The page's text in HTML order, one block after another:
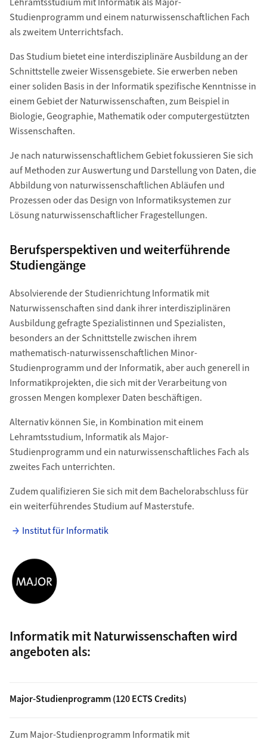
Studienprogramm und einem naturwissenschaftlichen Fach
als zweitem Unterrichtsfach.
Das Studium bietet eine interdisziplinäre Ausbildung an der
Schnittstelle zweier Wissensgebiete. Sie erwerben neben
einer soliden Basis in der Informatik spezifische Kenntnisse in
einem Gebiet der Naturwissenschaften, zum Beispiel in
Biologie, Geographie, Mathematik oder computergestützten
Wissenschaften.
Je nach naturwissenschaftlichem Gebiet fokussieren Sie sich
auf Methoden zur Auswertung und Darstellung von Daten, die
Abbildung von naturwissenschaftlichen Abläufen und
Prozessen oder das Design von Informatiksystemen zur
Lösung naturwissenschaftlicher Fragestellungen.
Berufsperspektiven und weiterführende
Studiengänge
Absolvierende der Studienrichtung Informatik mit
Naturwissenschaften sind dank ihrer interdisziplinären
Ausbildung gefragte Spezialistinnen und Spezialisten,
besonders an der Schnittstelle zwischen ihrem
mathematisch-naturwissenschaftlichen Minor-
Studienprogramm und der Informatik, aber auch generell in
Informatikprojekten, die sich mit der Verarbeitung von
grossen Mengen komplexer Daten beschäftigen.
Alternativ können Sie, in Kombination mit einem
Lehramtsstudium, Informatik als Major-
Studienprogramm und ein naturwissenschaftliches Fach als
zweites Fach unterrichten.
Zudem qualifizieren Sie sich mit dem Bachelorabschluss für
ein weiterführendes Studium auf Masterstufe.
Institut für Informatik
Informatik mit Naturwissenschaften wird
angeboten als:
Major-Studienprogramm (120 ECTS Credits)
Zum Major-Studienprogramm Informatik mit